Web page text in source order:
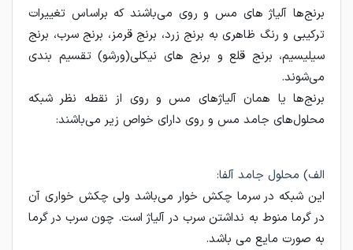
برنج‌ها آلیاژ های مس و روی می‌باشند که براساس تغییرات
ترکیبی و رنگ ظاهری به برنج زرد، برنج قرمز، برنج سرب، برنج
سیلیسیم، برنج قلع و برنج های نیکلی(ورشو) تقسیم بندی
می‌شوند.
برنج‌ها یا همان آلیاژهای مس و روی از نقطه نظر شبکه
محلول‌های جامد مس و روی دارای خواص زیر می‌باشند:
الف) محلول جامد آلفا:
این شبکه در سرما چکش خوار می‌باشد ولی چکش خواری آن
در گرما منوط به نداشتن سرب در آلیاژ است. چون سرب در گرما
به صورت مایع می باشد.